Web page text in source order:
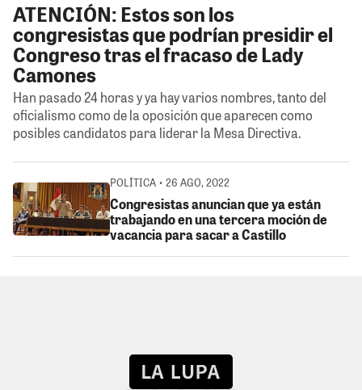
ATENCIÓN: Estos son los
congresistas que podrían presidir el
Congreso tras el fracaso de Lady
Camones
Han pasado 24 horas y ya hay varios nombres, tanto del
oficialismo como de la oposición que aparecen como
posibles candidatos para liderar la Mesa Directiva.
POLÍTICA • 26 AGO, 2022
Congresistas anuncian que ya están
trabajando en una tercera moción de
vacancia para sacar a Castillo